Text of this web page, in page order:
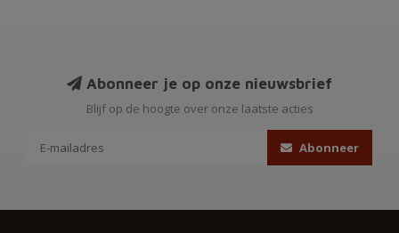
Abonneer je op onze nieuwsbrief
Blijf op de hoogte over onze laatste acties
Abonneer